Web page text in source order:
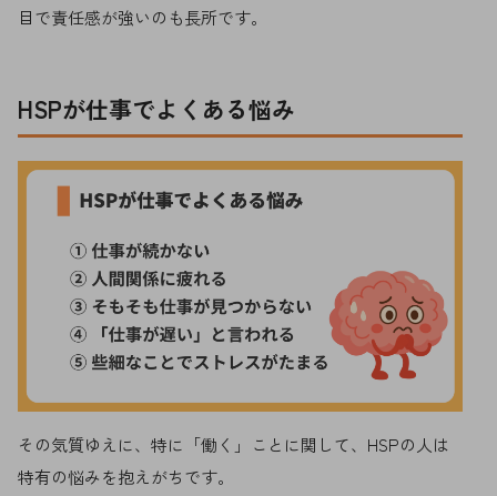
目で責任感が強いのも長所です。
HSPが仕事でよくある悩み
その気質ゆえに、特に「働く」ことに関して、HSPの人は
特有の悩みを抱えがちです。